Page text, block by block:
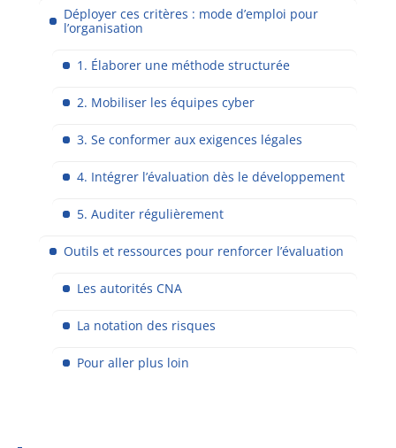
Déployer ces critères : mode d’emploi pour
l’organisation
1. Élaborer une méthode structurée
2. Mobiliser les équipes cyber
3. Se conformer aux exigences légales
4. Intégrer l’évaluation dès le développement
5. Auditer régulièrement
Outils et ressources pour renforcer l’évaluation
Les autorités CNA
La notation des risques
Pour aller plus loin